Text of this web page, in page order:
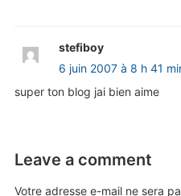
stefiboy
6 juin 2007 à 8 h 41
super ton blog jai bien aime
Leave a comment
Votre adresse e-mail ne sera